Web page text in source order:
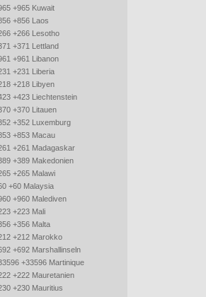
+965 Kuwait
+856 Laos
+266 Lesotho
+371 Lettland
+961 Libanon
+231 Liberia
+218 Libyen
+423 Liechtenstein
+370 Litauen
+352 Luxemburg
+853 Macau
+261 Madagaskar
+389 Makedonien
+265 Malawi
+60 Malaysia
+960 Malediven
+223 Mali
+356 Malta
+212 Marokko
+692 Marshallinseln
+33596 Martinique
+222 Mauretanien
+230 Mauritius